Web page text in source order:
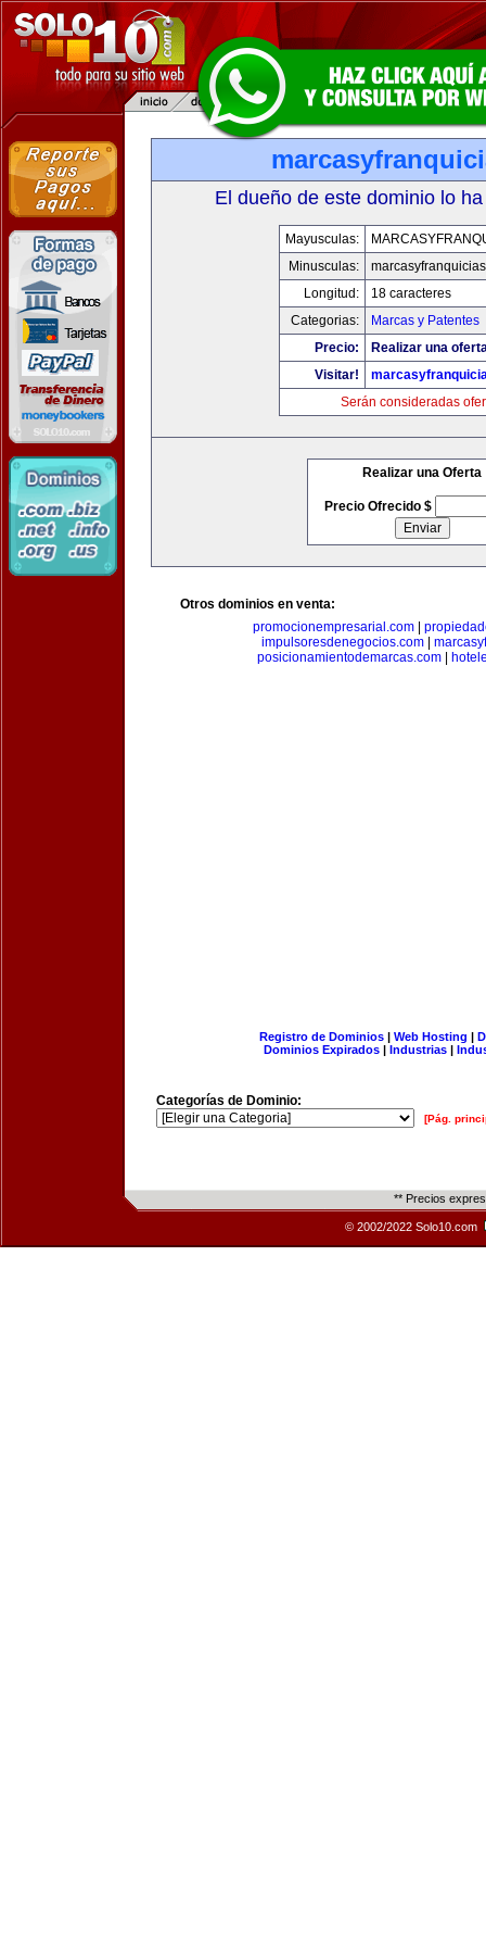
El dueño de este dominio lo
Mayusculas:
Minusculas:
Longitud:
18 caracteres
Categorias:
Marcas y Patentes
Precio:
Realizar una
Visitar!
Serán consideradas
Realizar una Oferta
Precio Ofrecido $
Otros dominios en venta:
promocionempresarial.com|
impulsoresdenegocios.com|
posicionamientodemarcas.com
Registro de Dominios| Web Hosting |
Dominios Expirados | Industrias |
Categorías de Dominio:
[Pág.
** Precios
© 2002/2022 Solo10.com